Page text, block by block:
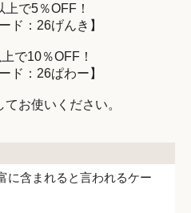
で5％OFF！
ド：26げんき】
で10％OFF！
ド：26ぱわー】
お使いください。
に含まれると言われるケー